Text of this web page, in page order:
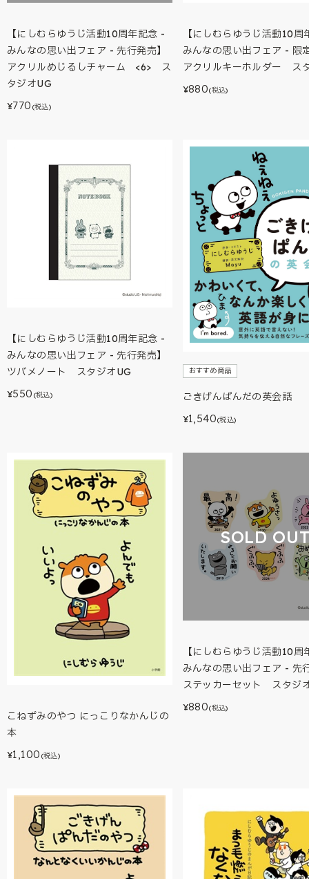
【にしむらゆうじ活動10周年記念 -
みんなの思い出フェア - 先行発売】
アクリルめじるしチャーム <6> ス
タジオUG
¥770 (税込)
【にしむらゆうじ活動10周
みんなの思い出フェア - 限
アクリルキーホルダー ス
¥880(税込)
【にしむらゆうじ活動10周年記念 -
みんなの思い出フェア - 先行発売】
ツバメノート スタジオUG
¥550 (税込)
おすすめ商品
ごきげんぱんだの英会話
¥1,540(税込)
こねずみのやつ にっこりなかんじの
本
¥1,100 (税込)
SOLD
【にしむらゆうじ活動10周
みんなの思い出フェア - 先
ステッカーセット スタジ
¥880(税込)